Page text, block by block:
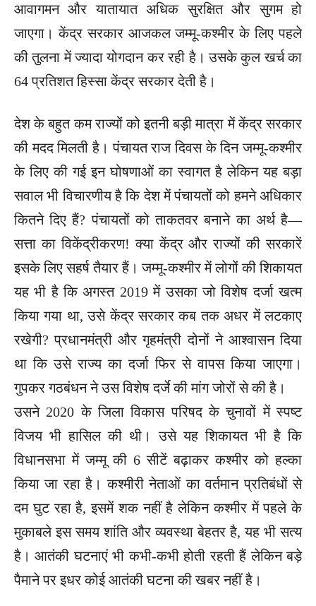
आवागमन और यातायात अधिक सुरक्षित और सुगम हो
जाएगा। केंद्र सरकार आजकल जम्मू-कश्मीर के लिए पहले
की तुलना में ज्यादा योगदान कर रही है। उसके कुल खर्च का
64 प्रतिशत हिस्सा केंद्र सरकार देती है।
देश के बहुत कम राज्यों को इतनी बड़ी मात्रा में केंद्र सरकार
की मदद मिलती है। पंचायत राज दिवस के दिन जम्मू-कश्मीर
के लिए की गई इन घोषणाओं का स्वागत है लेकिन यह बड़ा
सवाल भी विचारणीय है कि देश में पंचायतों को हमने अधिकार
कितने दिए हैं? पंचायतों को ताकतवर बनाने का अर्थ है—
सत्ता का विकेंद्रीकरण! क्या केंद्र और राज्यों की सरकारें
इसके लिए सहर्ष तैयार हैं। जम्मू-कश्मीर में लोगों की शिकायत
यह भी है कि अगस्त 2019 में उसका जो विशेष दर्जा खत्म
किया गया था, उसे केंद्र सरकार कब तक अधर में लटकाए
रखेगी? प्रधानमंत्री और गृहमंत्री दोनों ने आश्वासन दिया
था कि उसे राज्य का दर्जा फिर से वापस किया जाएगा।
गुपकर गठबंधन ने उस विशेष दर्जे की मांग जोरों से की है।
उसने 2020 के जिला विकास परिषद के चुनावों में स्पष्ट
विजय भी हासिल की थी। उसे यह शिकायत भी है कि
विधानसभा में जम्मू की 6 सीटें बढ़ाकर कश्मीर को हल्का
किया जा रहा है। कश्मीरी नेताओं का वर्तमान प्रतिबंधों से
दम घुट रहा है, इसमें शक नहीं है लेकिन कश्मीर में पहले के
मुकाबले इस समय शांति और व्यवस्था बेहतर है, यह भी सत्य
है। आतंकी घटनाएं भी कभी-कभी होती रहती हैं लेकिन बड़े
पैमाने पर इधर कोई आतंकी घटना की खबर नहीं है।